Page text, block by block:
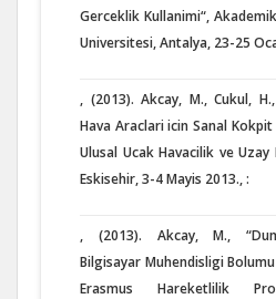
Gerceklik Kullanimi“,
Universitesi, Antalya, 23-25
, (2013). Akcay, M., Cukul,
Hava Araclari icin Sanal Kokpit
Ulusal Ucak Havacilik ve
Eskisehir, 3-4 Mayis 2013., :
, (2013). Akcay, M.,
Bilgisayar Muhendisligi
Erasmus Hareketlilik